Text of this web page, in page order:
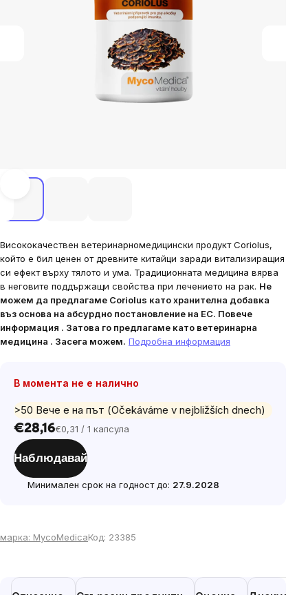
Висококачествен ветеринарномедицински продукт Coriolus,
който е бил ценен от древните китайци заради витализиращия
си ефект върху тялото и ума. Традиционната медицина вярва
в неговите поддържащи свойства при лечението на рак. Не
можем да предлагаме Coriolus като хранителна добавка
въз основа на абсурдно постановление на ЕС. Повече
информация . Затова го предлагаме като ветеринарна
медицина . Засега можем. Подробна информация
В момента не е налично
>50 Вече е на път (Očekáváme v nejbližších dnech)
€28,16Цена
мярка:
€0,31 / 1 капсула
Наблюдавай
Минимален срок на годност до: 27.9.2028
марка: MycoMedicaКод: 23385